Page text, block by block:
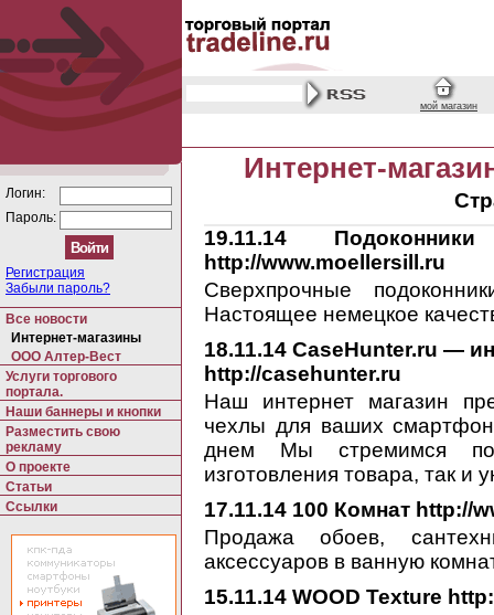
мой магазин
Логин:
Пароль:
Регистрация
Забыли пароль?
Все новости
Интернет-магазины
ООО Алтер-Вест
Услуги торгового
портала.
Наши баннеры и кнопки
Разместить свою
рекламу
О проекте
Статьи
Ссылки
Интернет-
19.11.14
http://www.moellersill.ru
Сверхпрочные
Настоящее немецкое
18.11.14 CaseHunter.ru —
http://casehunter.ru
Наш интернет магазин
чехлы для ваших
днем Мы стремимся
изготовления товара, так и
17.11.14 100 Комнат http://
Продажа обоев,
аксессуаров в ванную
15.11.14 WOOD Texture